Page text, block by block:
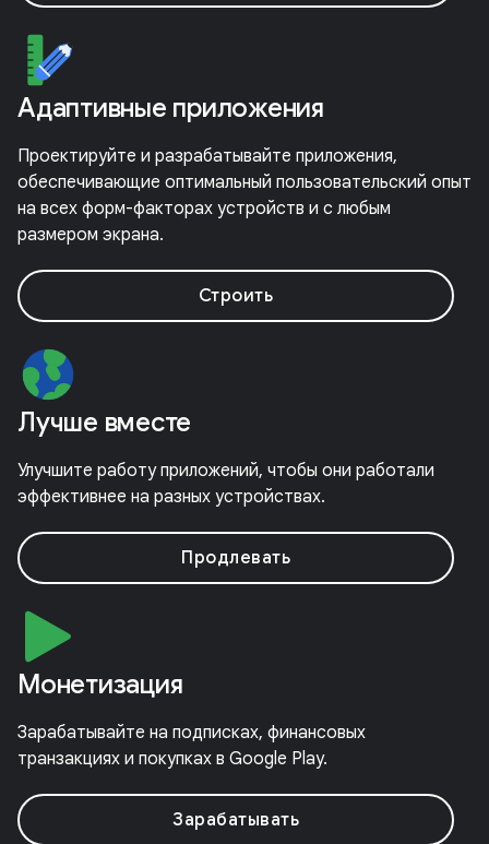
Адаптивные приложения
Проектируйте и разрабатывайте приложения,
обеспечивающие оптимальный пользовательский опыт
на всех форм-факторах устройств и с любым
размером экрана.
Строить
Лучше вместе
Улучшите работу приложений, чтобы они работали
эффективнее на разных устройствах.
Продлевать
Монетизация
Зарабатывайте на подписках, финансовых
транзакциях и покупках в Google Play.
Зарабатывать